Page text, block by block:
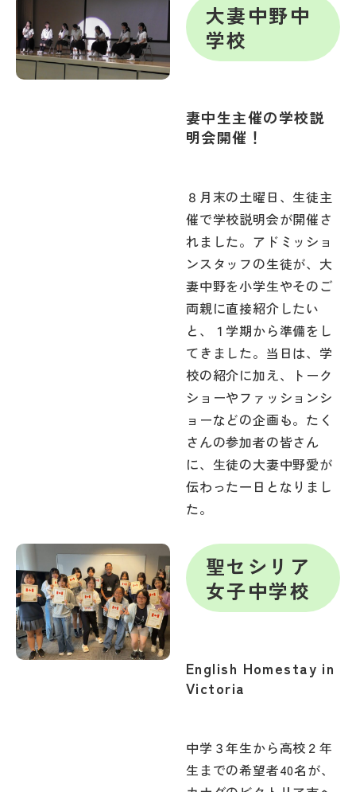
大妻中野中
学校
妻中生主催の学校説
明会開催！
８月末の土曜日、生徒主
催で学校説明会が開催さ
れました。アドミッショ
ンスタッフの生徒が、大
妻中野を小学生やそのご
両親に直接紹介したい
と、１学期から準備をし
てきました。当日は、学
校の紹介に加え、トーク
ショーやファッションシ
ョーなどの企画も。たく
さんの参加者の皆さん
に、生徒の大妻中野愛が
伝わった一日となりまし
た。
聖セシリア
女子中学校
English Homestay in
Victoria
中学３年生から高校２年
生までの希望者40名が、